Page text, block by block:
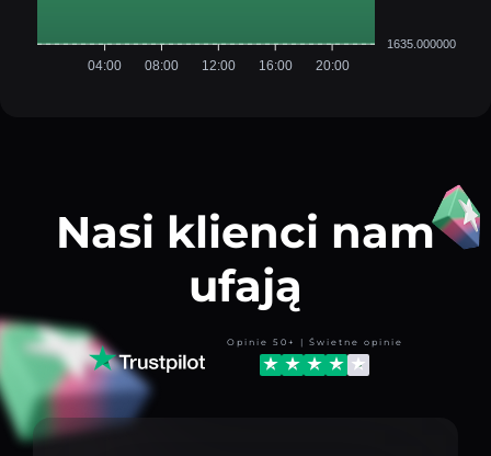
1635.000000
04:00 08:00 12:00 16:00 20:00
Nasi klienci nam
ufają
Opinie 50+ | Świetne opinie